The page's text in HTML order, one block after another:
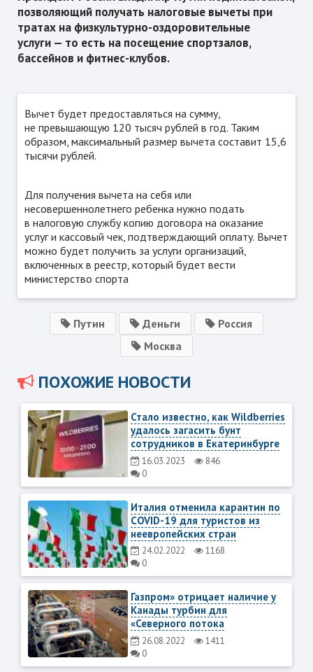
позволяющий получать налоговые вычеты при
тратах на физкультурно-оздоровительные
услуги — то есть на посещение спортзалов,
бассейнов и фитнес-клубов.
Вычет будет предоставляться на сумму,
не превышающую 120 тысяч рублей в год. Таким
образом, максимальный размер вычета составит 15,6
тысячи рублей.
Для получения вычета на себя или
несовершеннолетнего ребенка нужно подать
в налоговую службу копию договора на оказание
услуг и кассовый чек, подтверждающий оплату. Вычет
можно будет получить за услуги организаций,
включенных в реестр, который будет вести
министерство спорта
Путин Деньги
Россия
Москва
ПОХОЖИЕ НОВОСТИ
Стало известно, как Wildberries
удалось загасить бунт
сотрудников в Екатеринбурге
16.03.2023
846
0
Италия отменила карантин по
COVID-19 для туристов из
неевропейских стран
24.02.2022
1168
0
Газпром» отрицает наличие у
Канады турбин для
«Северного потока
26.08.2022
1411
0